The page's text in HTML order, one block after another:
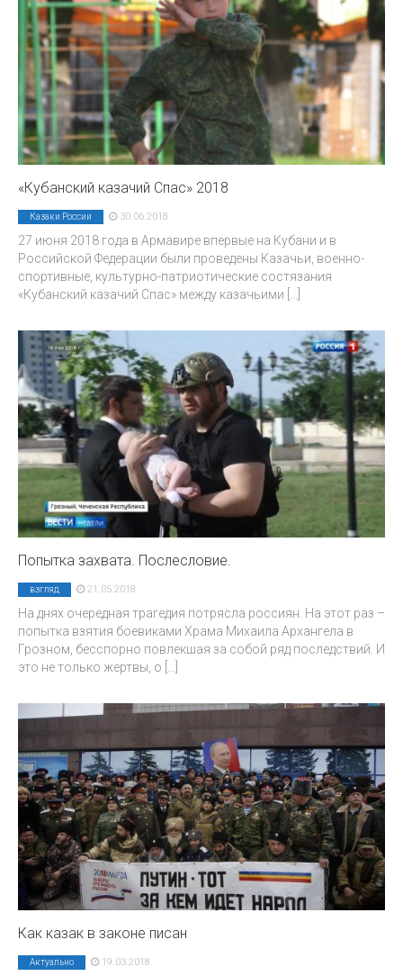
«Кубанский казачий Спас» 2018
Казаки России 30.06.2018
27 июня 2018 года в Армавире впервые на Кубани и в
Российской Федерации были проведены Казачьи, военно-
спортивные, культурно-патриотические состязания
«Кубанский казачий Спас» между казачьими
Попытка захвата. Послесловие.
взгляд 21.05.2018
На днях очередная трагедия потрясла россиян. На этот раз –
попытка взятия боевиками Храма Михаила Архангела в
Грозном, бесспорно повлекшая за собой ряд последствий. И
это не только жертвы, о [...]
Как казак в законе писан
Актуально 19.03.2018